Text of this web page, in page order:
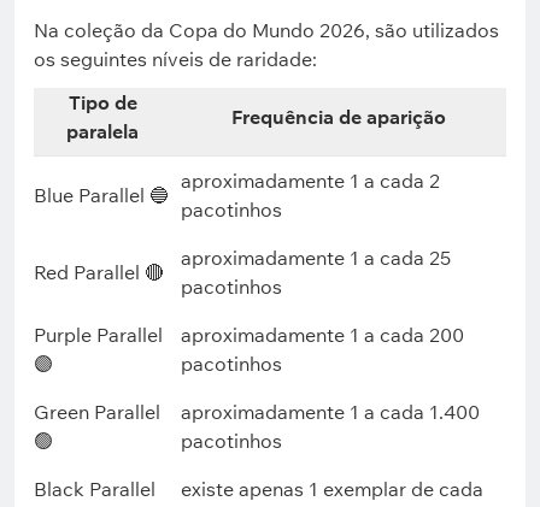
Na coleção da Copa do Mundo 2026, são utilizados
os seguintes níveis de raridade:
Tipo de
paralela
Frequência de aparição
Blue Parallel 🔵
aproximadamente 1 a cada 2
pacotinhos
Red Parallel 🔴
aproximadamente 1 a cada 25
pacotinhos
Purple Parallel
🟣
aproximadamente 1 a cada 200
pacotinhos
Green Parallel
🟢
aproximadamente 1 a cada 1.400
pacotinhos
Black Parallel
existe apenas 1 exemplar de cada